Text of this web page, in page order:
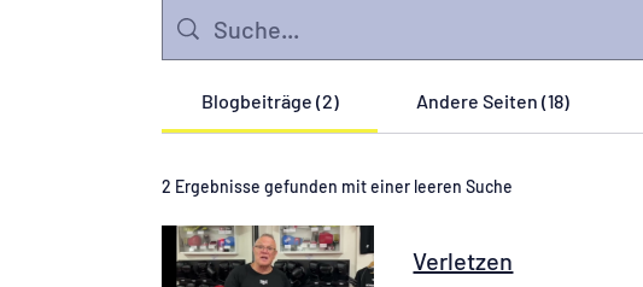
Blogbeiträge (2) Andere Seiten (18)
2 Ergebnisse gefunden mit einer leeren Suche
Verletzen